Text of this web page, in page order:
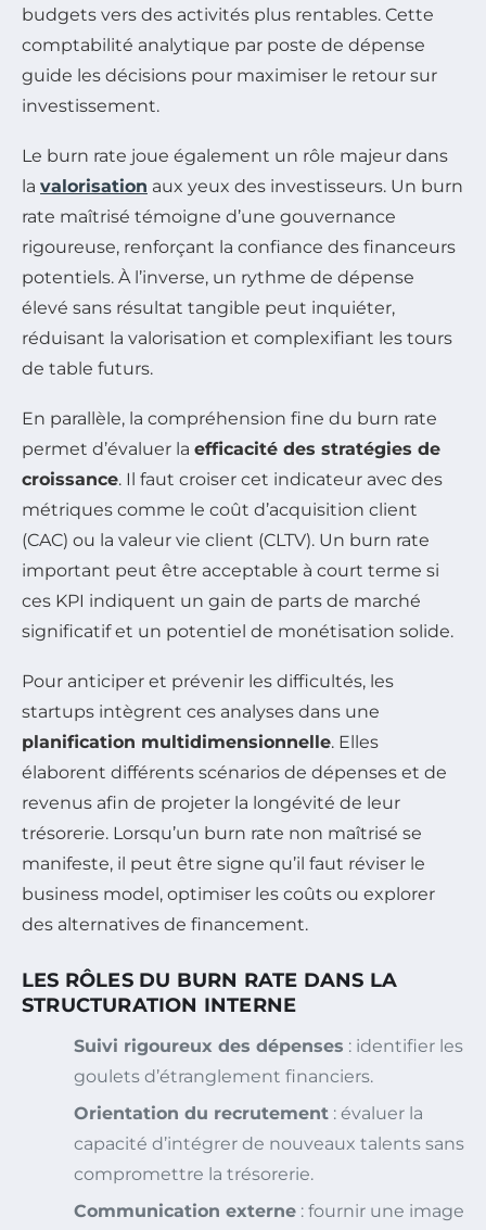
budgets vers des activités plus rentables. Cette
comptabilité analytique par poste de dépense
guide les décisions pour maximiser le retour sur
investissement.
Le burn rate joue également un rôle majeur dans
la valorisation aux yeux des investisseurs. Un burn
rate maîtrisé témoigne d’une gouvernance
rigoureuse, renforçant la confiance des financeurs
potentiels. À l’inverse, un rythme de dépense
élevé sans résultat tangible peut inquiéter,
réduisant la valorisation et complexifiant les tours
de table futurs.
En parallèle, la compréhension fine du burn rate
permet d’évaluer la efficacité des stratégies de
croissance. Il faut croiser cet indicateur avec des
métriques comme le coût d’acquisition client
(CAC) ou la valeur vie client (CLTV). Un burn rate
important peut être acceptable à court terme si
ces KPI indiquent un gain de parts de marché
significatif et un potentiel de monétisation solide.
Pour anticiper et prévenir les difficultés, les
startups intègrent ces analyses dans une
planification multidimensionnelle. Elles
élaborent différents scénarios de dépenses et de
revenus afin de projeter la longévité de leur
trésorerie. Lorsqu’un burn rate non maîtrisé se
manifeste, il peut être signe qu’il faut réviser le
business model, optimiser les coûts ou explorer
des alternatives de financement.
LES RÔLES DU BURN RATE DANS LA
STRUCTURATION INTERNE
Suivi rigoureux des dépenses : identifier les
goulets d’étranglement financiers.
Orientation du recrutement : évaluer la
capacité d’intégrer de nouveaux talents sans
compromettre la trésorerie.
Communication externe : fournir une image